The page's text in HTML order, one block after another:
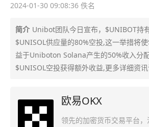
2024-01-30 09:08:36 佚名
简介 Unibot团队今日宣布，$UNIBOT持
$UNISOL供应量的80%空投,这一举措将
益于Uniboton Solana产生的50%收入分
$UNISOL空投获得额外收益,更多详细资
欧易OKX
领先的加密货币交易平台